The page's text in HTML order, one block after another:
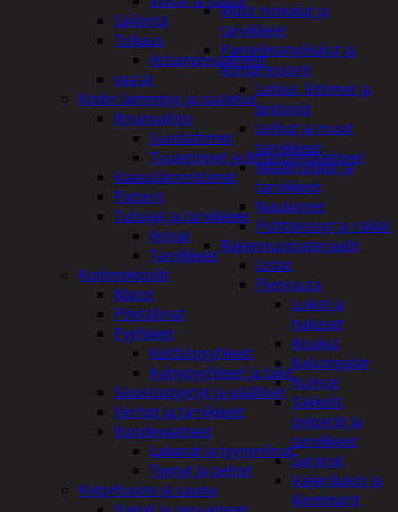
Muut työkalut ja
tarvikkeet
Paineilmatyökalut ja
kompressorit
Letkut, liittimet ja
pistoolit
Letkut ja muut
tarvikkeet
Maaliruiskut ja
tarvikkeet
Naulaimet
Pulttipyssyt ja räikät
Rakennusmateriaalit
Listat
Pienrauta
Lukot ja
hakaset
Koukut
Kalustejalat
Kulmat
Sakkelit,
pylpyrät ja
tarvikkeet
Saranat
Vaijerilukot ja
klemmarit
Säilöntä
Tiskaus
Astianpesuaineet
vaa'at
Kodin lämmitys ja tuuletus
Ilmanvaihto
Suodattimet
Tuulettimet ja Ilmastointilaitteet
Kaasulämmittimet
Patterit
Tulisijat ja tarvikkeet
Arinat
Tarvikkeet
Kodintekstiilit
Matot
Pöytäliinat
Pyyhkeet
Keittiöpyyhkeet
Kylpypyyhkeet ja takit
Sisustustyynyt ja päälliset
Verhot ja tarvikkeet
Vuodevaatteet
Lakanat ja tyynynlinat
Tyynyt ja peitot
Kylpyhuone ja sauna